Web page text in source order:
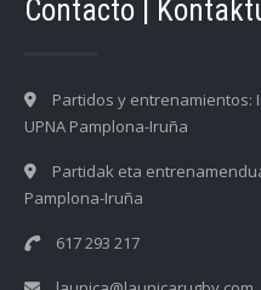
Contacto |
Partidos y entrenamientos:
UPNA Pamplona-Iruña
Partidak eta
Pamplona-Iruña
617 293 217